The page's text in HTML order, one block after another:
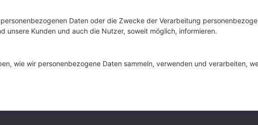
Daten oder die Zwecke der Verarbeitung
unsere Kunden und auch die Nutzer, soweit möglich, informieren.
wie wir personenbezogene Daten sammeln, verwenden und verarbeiten,